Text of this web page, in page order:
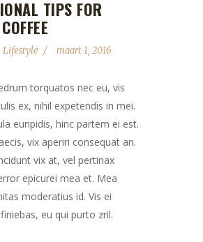
TIPS FOR
Lifestyle maart 1, 2016
torquatos nec eu, vis
ex, nihil expetendis in mei.
euripidis, hinc partem ei est.
vix aperiri consequat an.
vix at, vel pertinax
epicurei mea et. Mea
moderatius id. Vis ei
eu qui purto zril.